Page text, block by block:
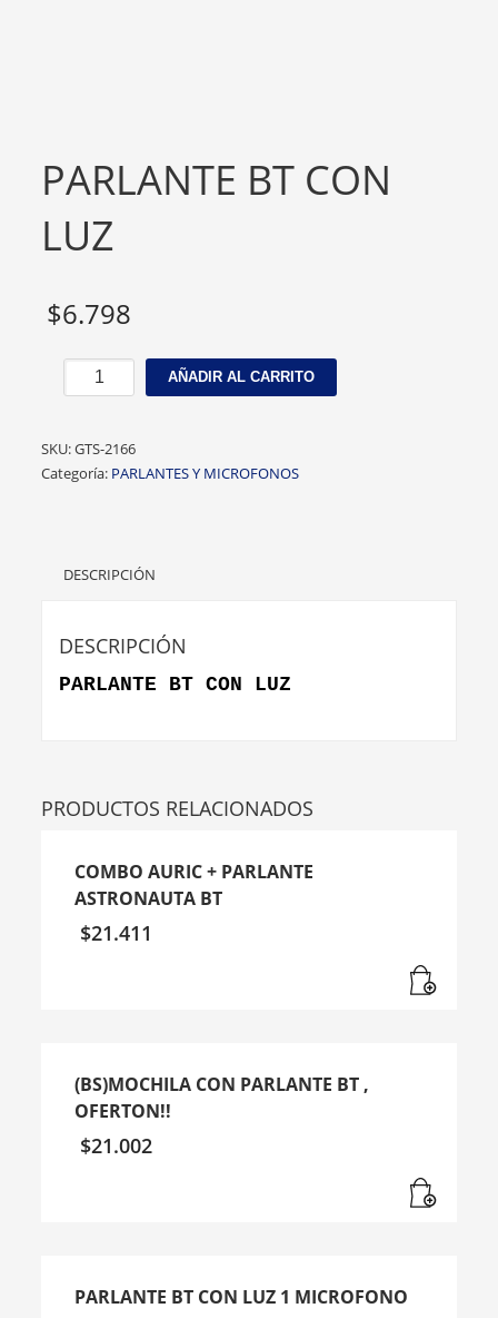
PARLANTE BT CON
LUZ
$6.798
PARLANTE
LUZ
cantidad
AÑADIR AL CARRITO
SKU:GTS-2166
Categoría: PARLANTES Y MICROFONOS
DESCRIPCIÓN
DESCRIPCIÓN
PARLANTE BT CON LUZ
PRODUCTOS RELACIONADOS
COMBO AURIC + PARLANTE
ASTRONAUTA BT
$21.411
(BS)MOCHILA CON PARLANTE BT ,
OFERTON!!
$21.002
PARLANTE BT CON LUZ 1 MICROFONO